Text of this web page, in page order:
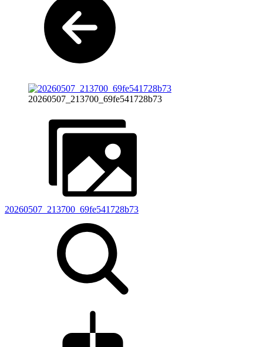
20260507_213700_69fe541728b73
20260507_213700_69fe541728b73